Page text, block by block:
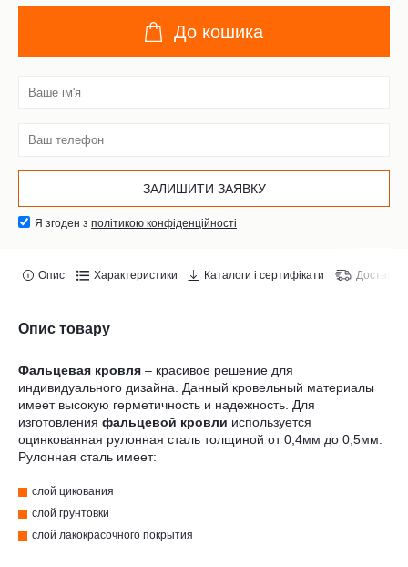
До кошика
Я згоден з політикою конфіденційності
Опис Характеристики Каталоги і сертифікати Доставка
Опис товару
Фальцевая кровля – красивое решение для
индивидуального дизайна. Данный кровельный материалы
имеет высокую герметичность и надежность. Для
изготовления фальцевой кровли используется
оцинкованная рулонная сталь толщиной от 0,4мм до 0,5мм.
Рулонная сталь имеет:
слой цикования
слой грунтовки
слой лакокрасочного покрытия